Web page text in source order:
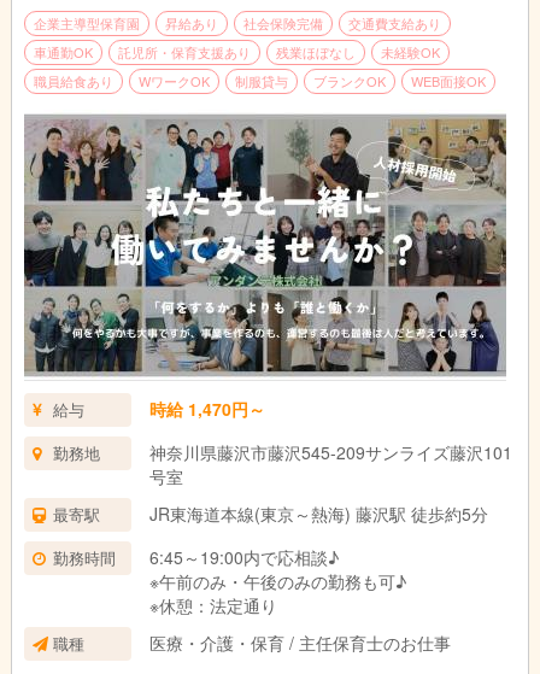
企業主導型保育園 昇給あり 社会保険完備
交通費支給あり
車通勤OK
託児所・保育支援あり 残業ほぼなし
未経験OK
職員給食あり
WワークOK 制服貸与 ブランクOK WEB面接OK
給与 時給 1,470円～
勤務地
神奈川県藤沢市藤沢545-209サンライズ藤沢101
号室
最寄駅 JR東海道本線(東京～熱海) 藤沢駅 徒歩約5分
勤務時間
6:45～19:00内で応相談♪
※午前のみ・午後のみの勤務も可♪
※休憩：法定通り
職種
医療・介護・保育 / 主任保育士のお仕事